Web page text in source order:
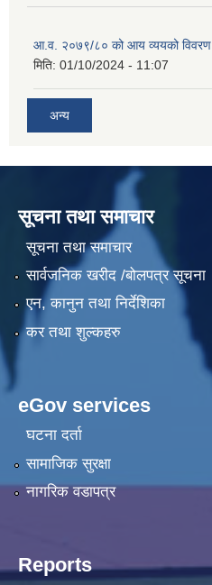
आ.व. २०७९/८० को आय व्ययको विवरण
मिति: 01/10/2024 - 11:07
अन्य
सूचना तथा समाचार
सूचना तथा समाचार
सार्वजनिक खरीद /बोलपत्र सूचना
एन, कानुन तथा निर्देशिका
कर तथा शुल्कहरु
eGov services
घटना दर्ता
सामाजिक सुरक्षा
नागरिक वडापत्र
Reports